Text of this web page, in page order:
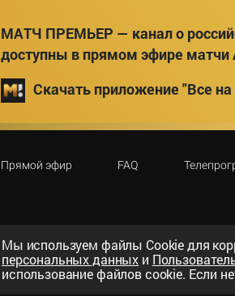
МАТЧ ПРЕМЬЕР — канал о
доступны в прямом эфире
Скачать приложение "Все
Прямой эфир FAQ
©2026«ООО «Национальный спортивный
Мы используем файлы Сookie для
персональных данных и
использование файлов cookie. Если